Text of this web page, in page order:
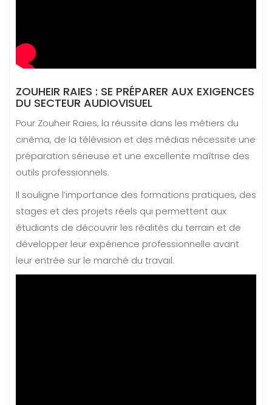
ZOUHEIR RAIES : SE PRÉPARER AUX EXIGENCES
DU SECTEUR AUDIOVISUEL
Pour Zouheir Raies, la réussite dans les métiers du
cinéma, de la télévision et des médias nécessite une
préparation sérieuse et une excellente maîtrise des
outils professionnels.
Il souligne l’importance des formations pratiques, des
stages et des projets réels qui permettent aux
étudiants de découvrir les réalités du terrain et de
développer leur expérience professionnelle avant
leur entrée sur le marché du travail.